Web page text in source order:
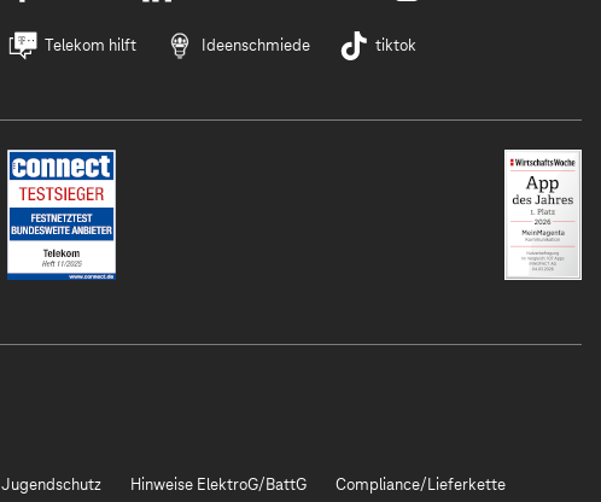
Telekom hilft Ideenschmiede tiktok
Jugendschutz Hinweise ElektroG/BattG Compliance/Lieferkette